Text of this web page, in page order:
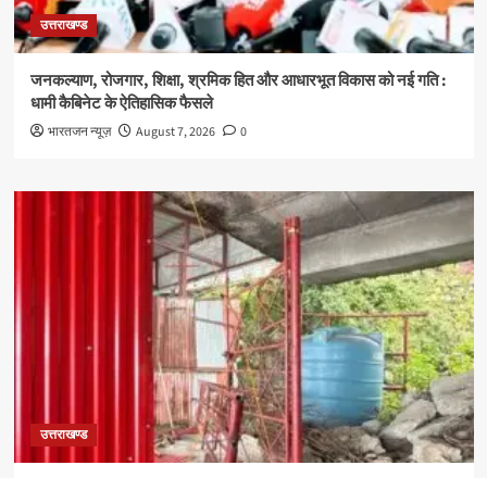
उत्तराखण्ड
जनकल्याण, रोजगार, शिक्षा, श्रमिक हित और आधारभूत विकास को नई गति :
धामी कैबिनेट के ऐतिहासिक फैसले
भारतजन न्यूज़ August 7, 2026 0
उत्तराखण्ड